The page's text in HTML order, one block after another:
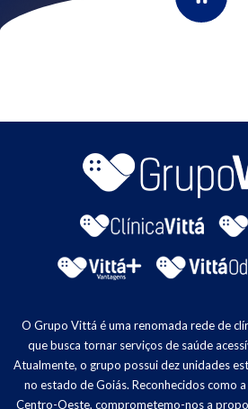
O Grupo Vittá é uma renomada rede de
que busca tornar serviços de saúde
Atualmente, o grupo possui dez unidades
no estado de Goiás. Reconhecidos como
Centro-Oeste, comprometemo-nos a